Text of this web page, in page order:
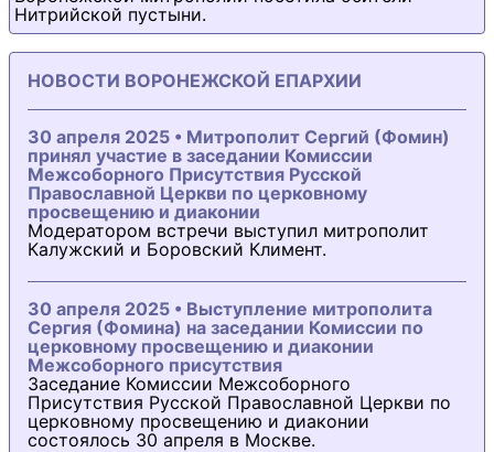
Нитрийской пустыни.
НОВОСТИ ВОРОНЕЖСКОЙ ЕПАРХИИ
30 апреля 2025 • Митрополит Сергий (Фомин)
принял участие в заседании Комиссии
Межсоборного Присутствия Русской
Православной Церкви по церковному
просвещению и диаконии
Модератором встречи выступил митрополит
Калужский и Боровский Климент.
30 апреля 2025 • Выступление митрополита
Сергия (Фомина) на заседании Комиссии по
церковному просвещению и диаконии
Межсоборного присутствия
Заседание Комиссии Межсоборного
Присутствия Русской Православной Церкви по
церковному просвещению и диаконии
состоялось 30 апреля в Москве.